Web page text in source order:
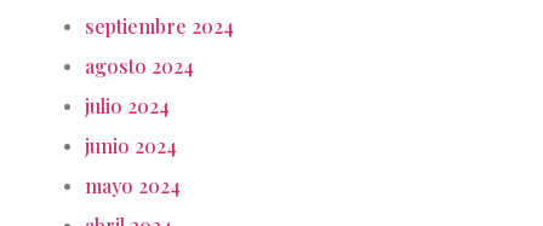
septiembre 2024
agosto 2024
julio 2024
junio 2024
mayo 2024